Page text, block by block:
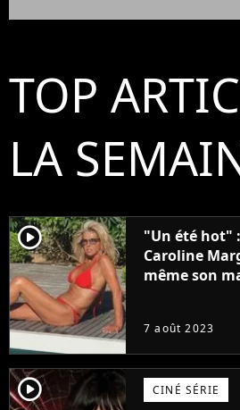
TOP
LA
player2
"Un été hot"
Caroline
même son
7 août 2023
player2 CINÉ SÉRIE